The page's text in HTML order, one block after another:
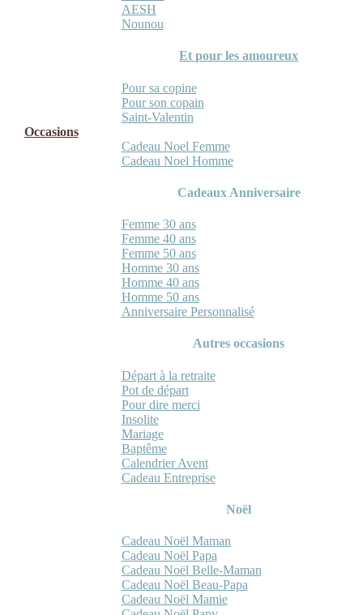
AESH
Nounou
Et pour les amoureux
Pour sa copine
Pour son copain
Saint-Valentin
Occasions
Cadeau Noel Femme
Cadeau Noel Homme
Cadeaux Anniversaire
Femme 30 ans
Femme 40 ans
Femme 50 ans
Homme 30 ans
Homme 40 ans
Homme 50 ans
Anniversaire Personnalisé
Autres occasions
Départ à la retraite
Pot de départ
Pour dire merci
Insolite
Mariage
Baptême
Calendrier Avent
Cadeau Entreprise
Noël
Cadeau Noël Maman
Cadeau Noël Papa
Cadeau Noël Belle-Maman
Cadeau Noël Beau-Papa
Cadeau Noël Mamie